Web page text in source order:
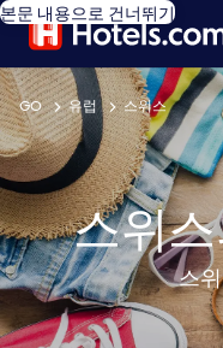
본문 내용으로 건너뛰기
GO 유럽 스위스
스위
스